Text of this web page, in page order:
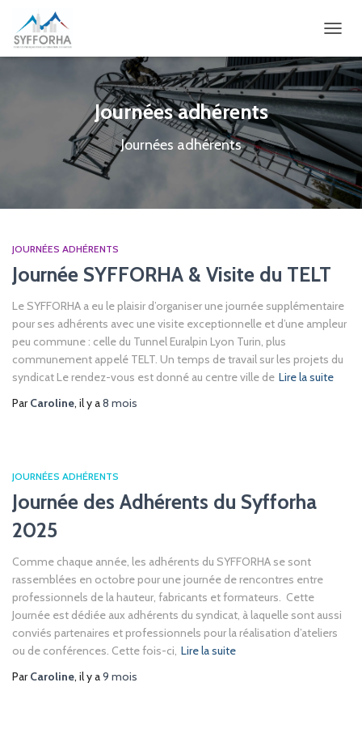
Journées adhérents
Journées adhérents
JOURNÉES ADHÉRENTS
Journée SYFFORHA & Visite du TELT
Le SYFFORHA a eu le plaisir d’organiser une journée supplémentaire
pour ses adhérents avec une visite exceptionnelle et d’une ampleur
peu commune : celle du Tunnel Euralpin Lyon Turin, plus
communement appelé TELT. Un temps de travail sur les projets du
syndicat Le rendez-vous est donné au centre ville de Lire la suite
ParCaroline, il y a8 mois
JOURNÉES ADHÉRENTS
Journée des Adhérents du Syfforha
2025
Comme chaque année, les adhérents du SYFFORHA se sont
rassemblées en octobre pour une journée de rencontres entre
professionnels de la hauteur, fabricants et formateurs. Cette
Journée est dédiée aux adhérents du syndicat, à laquelle sont aussi
conviés partenaires et professionnels pour la réalisation d’ateliers
ou de conférences. Cette fois-ci, Lire la suite
ParCaroline, il y a9 mois